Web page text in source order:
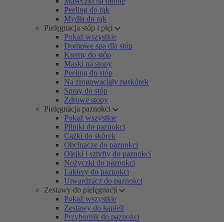
Peeling do rąk
Mydła do rąk
Pielęgnacja stóp i pięt
Pokaż wszystkie
Domowe spa dla stóp
Kremy do stóp
Maski na stopy
Peeling do stóp
Na zrogowaciały naskórek
Spray do stóp
Zdrowe stopy
Pielęgnacja paznokci
Pokaż wszystkie
Pilniki do paznokci
Cążki do skórek
Obcinacze do paznokci
Olejki i sztyfty do paznokci
Nożyczki do paznokci
Lakiery do paznokci
Utwardzacz do paznokci
Zestawy do pielęgnacji
Pokaż wszystkie
Zestawy do kąpieli
Przybornik do paznokci